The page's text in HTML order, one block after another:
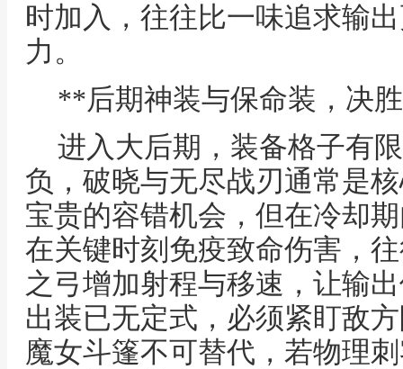
时加入，往往比一味追求输
力。
**后期神装与保命装，决
进入大后期，装备格子有
负，破晓与无尽战刃通常是
宝贵的容错机会，但在冷却
在关键时刻免疫致命伤害，
之弓增加射程与移速，让输
出装已无定式，必须紧盯敌
魔女斗篷不可替代，若物理